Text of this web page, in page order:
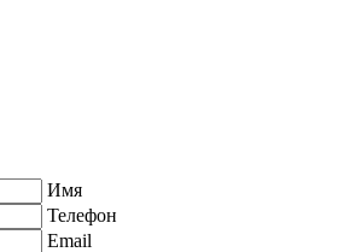
Имя
Телефон
Email